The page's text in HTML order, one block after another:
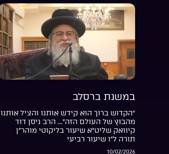
במשנת ברסלב
“הקדוש ברוך הוא קידש אותנו והציל אותנו
מהבוץ של העולם הזה”… הרב ניסן דוד
קיוואק שליט”א שיעור בליקוטי מוהר”ן
תורה ל”ו שיעור רביעי
10/02/2026